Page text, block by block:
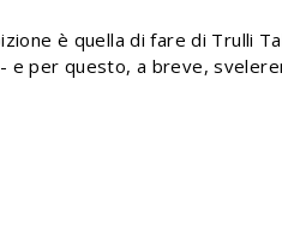
è quella di fare di Trulli
e per questo, a breve,